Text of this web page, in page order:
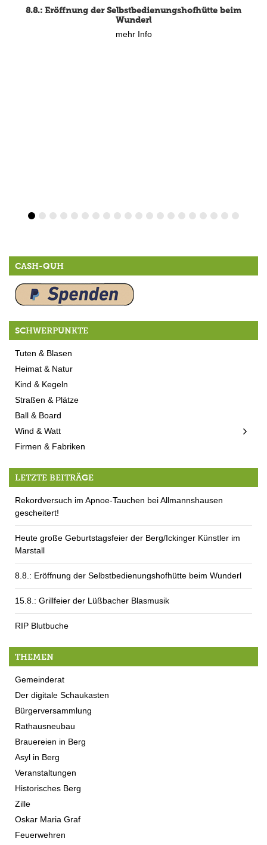
8.8.: Eröffnung der Selbstbedienungshofhütte beim
Wunderl
mehr Info
CASH-QUH
SCHWERPUNKTE
Tuten & Blasen
Heimat & Natur
Kind & Kegeln
Straßen & Plätze
Ball & Board
Wind & Watt
Firmen & Fabriken
LETZTE BEITRÄGE
Rekordversuch im Apnoe-Tauchen bei Allmannshausen
gescheitert!
Heute große Geburtstagsfeier der Berg/Ickinger Künstler im
Marstall
8.8.: Eröffnung der Selbstbedienungshofhütte beim Wunderl
15.8.: Grillfeier der Lüßbacher Blasmusik
RIP Blutbuche
THEMEN
Gemeinderat
Der digitale Schaukasten
Bürgerversammlung
Rathausneubau
Brauereien in Berg
Asyl in Berg
Veranstaltungen
Historisches Berg
Zille
Oskar Maria Graf
Feuerwehren